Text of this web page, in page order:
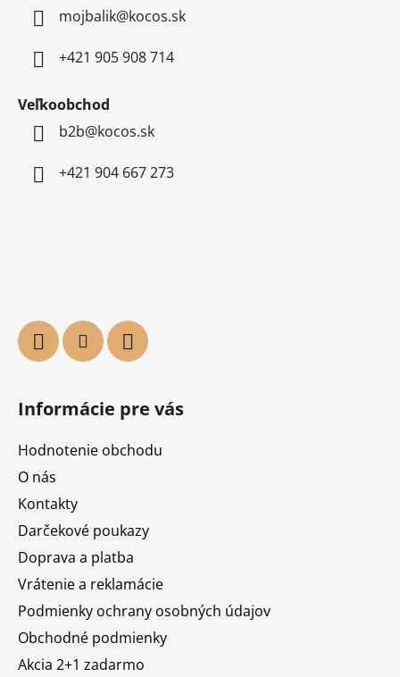
mojbalik@kocos.sk
+421 905 908 714
Veľkoobchod
b2b@kocos.sk
+421 904 667 273
Informácie pre vás
Hodnotenie obchodu
O nás
Kontakty
Darčekové poukazy
Doprava a platba
Vrátenie a reklamácie
Podmienky ochrany osobných údajov
Obchodné podmienky
Akcia 2+1 zadarmo